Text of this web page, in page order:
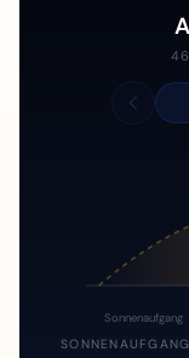
Sonnenaufgang
SONNENAUFGANG